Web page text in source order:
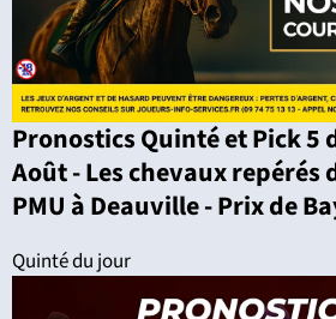
Pronostics Quinté et Pick 5
Août - Les chevaux repérés
PMU à Deauville - Prix de
Quinté du jour